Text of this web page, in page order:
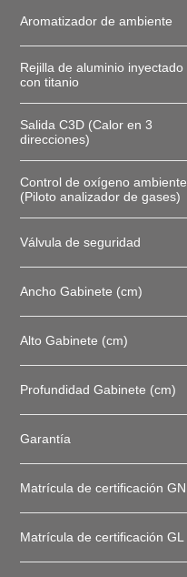
Aromatizador de ambiente
Rejilla de aluminio inyectado
con titanio
Salida C3D (Calor en 3
direcciones)
Control de oxígeno ambiente
(Piloto analizador de gases)
Válvula de seguridad
Ancho Gabinete (cm)
Alto Gabinete (cm)
Profundidad Gabinete (cm)
Garantía
Matrícula de certificación GN
Matrícula de certificación GL